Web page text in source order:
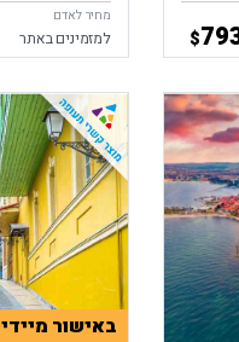
$ למזמינים באתר
מחיר לאדם
באישור מיידי